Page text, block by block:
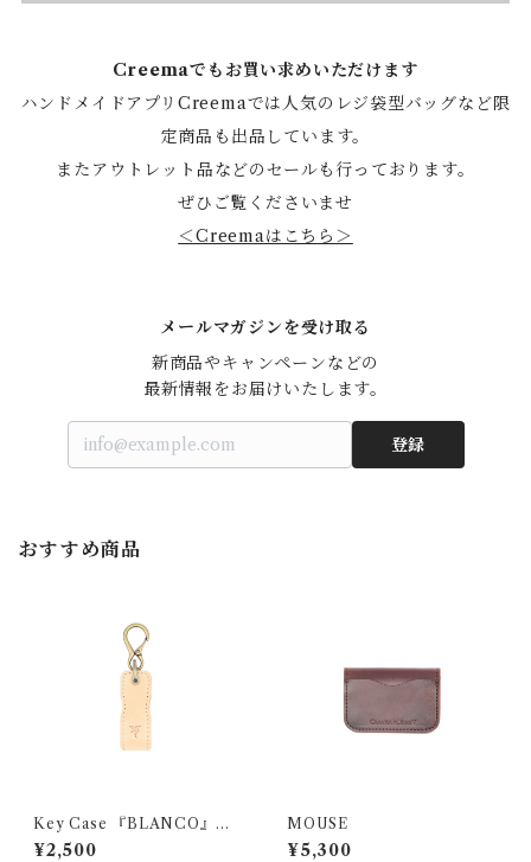
Creemaでもお買い求めいただけます
ハンドメイドアプリCreemaでは人気のレジ袋型バッグなど限
定商品も出品しています。
またアウトレット品などのセールも行っております。
ぜひご覧くださいませ
＜Creemaはこちら＞
メールマガジンを受け取る
新商品やキャンペーンなどの
最新情報をお届けいたします。
登録
おすすめ商品
Key Case 『BLANCO』
（ヌメ革）
¥2,500
MOUSE
¥5,300